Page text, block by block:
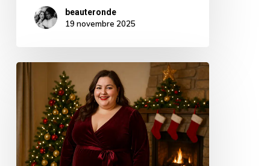
beauteronde
19 novembre 2025
Robe
grande
taille